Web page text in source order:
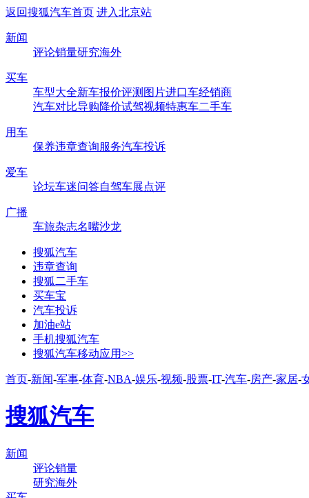
返回搜狐汽车首页 进入北京站
新闻
评论销量研究海外
买车
车型大全新车报价评测 图片进口车经销商
汽车对比导购降价试驾视频特惠车二手车
用车
保养违章查询服务汽车投诉
爱车
论坛车迷问答自驾车展点评
广播
车旅杂志名嘴沙龙
搜狐汽车
违章查询
搜狐二手车
买车宝
汽车投诉
加油e站
手机搜狐汽车
搜狐汽车移动应用>>
首页-新闻-军事-体育-NBA-娱乐-视频-股票-IT-汽车-房产-家居-
搜狐汽车
新闻
评论销量
研究海外